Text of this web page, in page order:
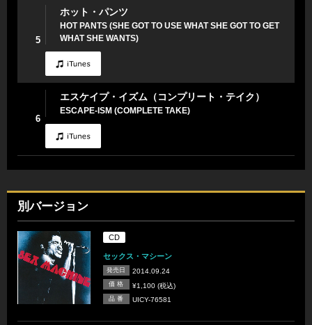
5
ホット・パンツ
HOT PANTS (SHE GOT TO USE WHAT SHE GOT TO GET
WHAT SHE WANTS)
6
エスケイプ・イズム（コンプリート・テイク）
ESCAPE-ISM (COMPLETE TAKE)
別バージョン
CD
セックス・マシーン
発売日 2014.09.24
価 格 ¥1,100 (税込)
品 番 UICY-76581